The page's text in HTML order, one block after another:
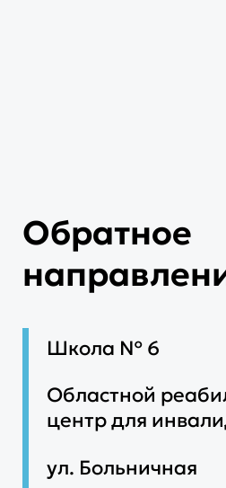
Обратное
Школа № 6
Областной
центр для
ул. Больничная